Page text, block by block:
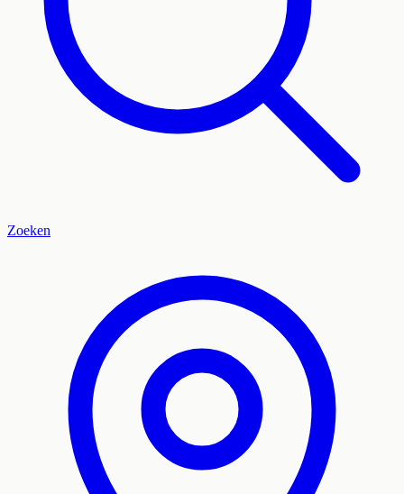
Zoeken